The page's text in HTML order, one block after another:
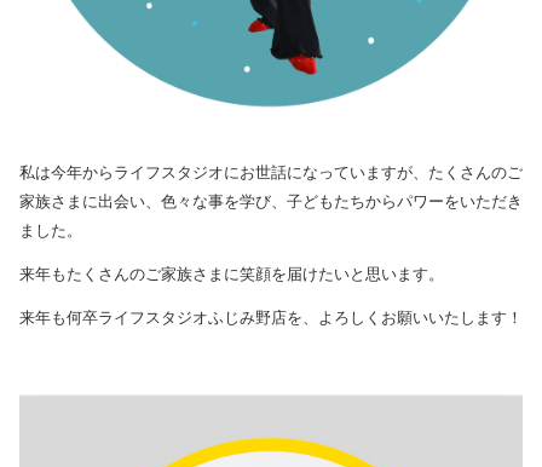
私は今年からライフスタジオにお世話になっていますが、たくさんのご
家族さまに出会い、色々な事を学び、子どもたちからパワーをいただき
ました。
来年もたくさんのご家族さまに笑顔を届けたいと思います。
来年も何卒ライフスタジオふじみ野店を、よろしくお願いいたします！